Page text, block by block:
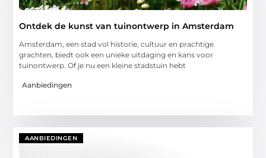
Ontdek de kunst van tuinontwerp in Amsterdam
Amsterdam, een stad vol historie, cultuur en prachtige
grachten, biedt ook een unieke uitdaging en kans voor
tuinontwerp. Of je nu een kleine stadstuin hebt
Aanbiedingen
AANBIEDINGEN